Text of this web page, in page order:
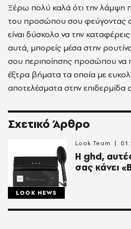
Ξέρω πολύ καλά ότι την λάμψη
του προσώπου σου φεύγοντας
είναι δύσκολο να την
αυτά, μπορείς μέσα στην
σου περιποίησης προσώπου να
έξτρα βήματα τα οποία με
αποτελέσματα στην επιδερμίδα
Σχετικό Άρθρο
LOOK NEWS
Η ghd,
σας κάνει
Look Team